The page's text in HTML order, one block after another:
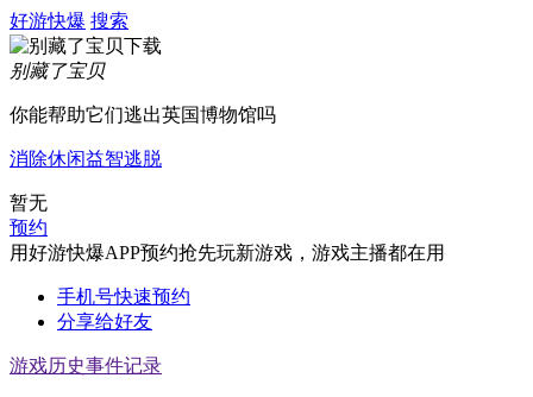
好游快爆 搜索
别藏了宝贝
你能帮助它们逃出英国博物馆吗
消除休闲益智逃脱
暂无
预约
用好游快爆APP预约抢先玩新游戏，游戏主播都在用
手机号快速预约
分享给好友
游戏历史事件记录